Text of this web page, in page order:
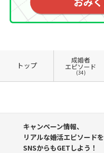
トップ
成婚者
エピソード
(34)
キャンペーン情報、
リアルな婚活エピソードを
SNSからもGETしよう！